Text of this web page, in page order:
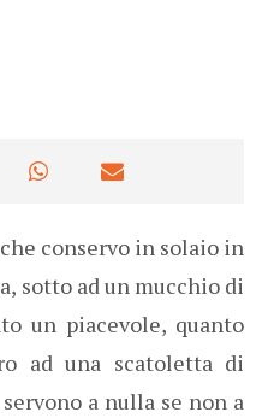
conservo in solaio in
sotto ad un mucchio di
un piacevole, quanto
ad una scatoletta di
a nulla se non a